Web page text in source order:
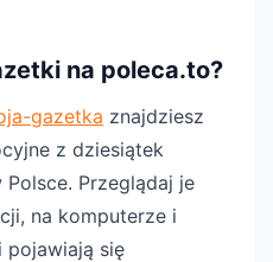
na poleca.to?
gazetka znajdziesz
z dziesiątek
Przeglądaj je
na komputerze i
pojawiają się